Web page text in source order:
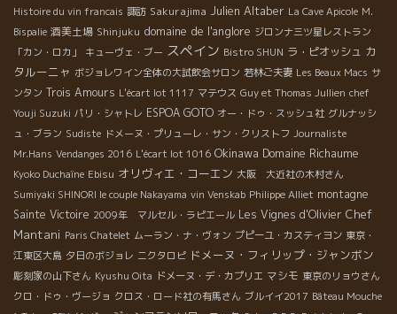
Histoire du vin francais 諏訪 Sakurajima Julien Altaber La Cave Apicole M.
Bispalie 酒美土場 Shinjuku domaine de l'anglore ジロンナ三ツ星レストラン
「カン・ロカ」
キューヴェ・ブー スペイン Bistro SHUN ラ・ピオッシュ カ
タルーニャ ボジョレワイン全体の大試飲会サロン 若林ご夫妻 Les Beaux Macs サ
ンタン Trois Amours L'écart lot 1117 マテウス Guy et Thomas Jullien chef
Youji Suzuki パリ・シャトレ ESPOA GOTO オー・ドゥ・スッシュ社 グルナッシ
ュ・ブラン Sudiste ドメーヌ・プリューレ・サン・クリストフ Journaliste
Mr.Hans Vendanges 2016 L'écart lot 1016 Okinawa Domaine Richaume
Kyoko Duchaîne Ebisu オリヴィエ・コーエン 大阪 大近社の木村さん
Sumiyaki SHINORI le couple Nakayama vin Venskab Philippe Alliet montagne
Sainte Victoire 2009年 マルセル・ラピエール Les Vignes d'Olivier Chef
Mantani Paris Chatelet ムーラン・ナ・ヴォン プピーユ・カスティヨン 東京・
江東区大島 夕日のボジョレ ニクタロピ ドメーヌ・フィリップ・ジャンボン
彫刻家の山下さん Kyushu Oita ドメーヌ・デ・カプリエ マシモ 東京のリョウさん
クロ・ドゥ・ヴージョ クロス・ロード社の有馬さん ブルイイ2017 Bâteau Mouche